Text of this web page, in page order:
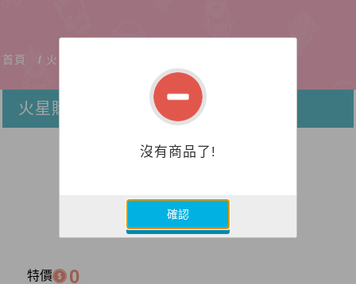
首頁 火星購物站
火星購物站
特價 0
沒有商品了!
確認